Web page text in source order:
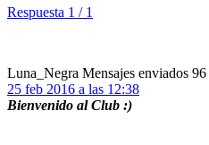
Respuesta 1 / 1
Luna_Negra Mensajes enviados 96
25 feb 2016 a las 12:38
Bienvenido al Club :)